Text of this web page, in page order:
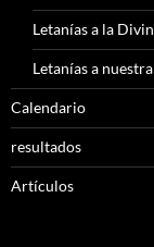
Letanías a la
Letanías a
Calendario
resultados
Artículos